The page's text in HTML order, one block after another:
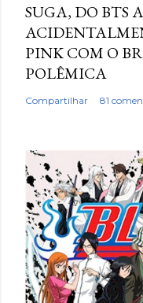
SUGA, DO BTS
PINK COM O
POLÊMICA
Compartilhar 81